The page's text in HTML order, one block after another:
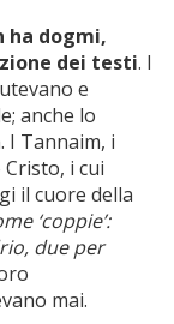
ha dogmi,
dei testi. I
e
anche lo
I Tannaim, i
i cui
il cuore della
‘coppie’:
due per
mai.